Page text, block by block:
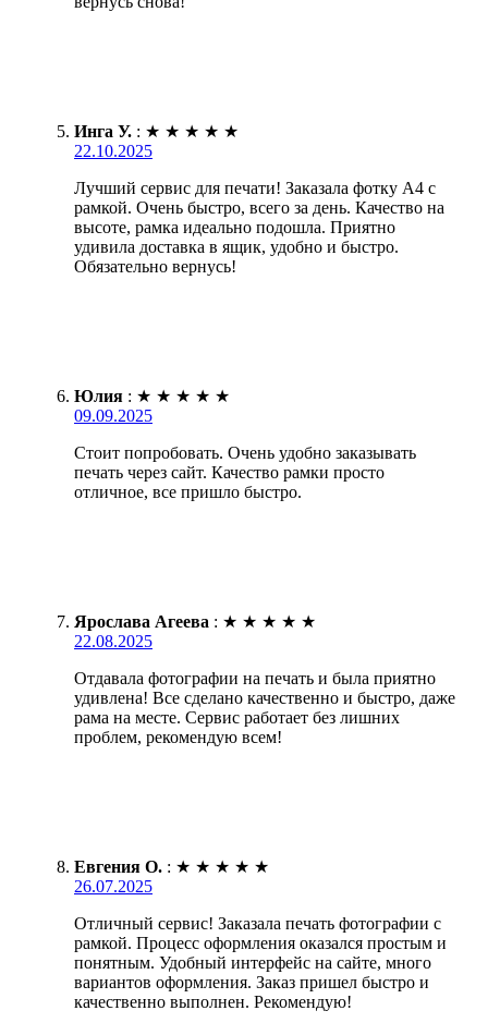
Инга У. : ★ ★ ★ ★ ★
22.10.2025
Лучший сервис для печати! Заказала фотку А4 с
рамкой. Очень быстро, всего за день. Качество на
высоте, рамка идеально подошла. Приятно
удивила доставка в ящик, удобно и быстро.
Обязательно вернусь!
Юлия : ★ ★ ★ ★ ★
09.09.2025
Стоит попробовать. Очень удобно заказывать
печать через сайт. Качество рамки просто
отличное, все пришло быстро.
Ярослава Агеева : ★ ★ ★ ★ ★
22.08.2025
Отдавала фотографии на печать и была приятно
удивлена! Все сделано качественно и быстро, даже
рама на месте. Сервис работает без лишних
проблем, рекомендую всем!
Евгения О. : ★ ★ ★ ★ ★
26.07.2025
Отличный сервис! Заказала печать фотографии с
рамкой. Процесс оформления оказался простым и
понятным. Удобный интерфейс на сайте, много
вариантов оформления. Заказ пришел быстро и
качественно выполнен. Рекомендую!